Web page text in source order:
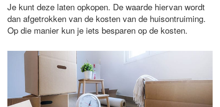
Je kunt deze laten opkopen. De waarde hiervan wordt
dan afgetrokken van de kosten van de huisontruiming.
Op die manier kun je iets besparen op de kosten.